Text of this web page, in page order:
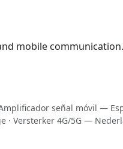
mobile communication.
señal móvil —
· Versterker 4G/5G —